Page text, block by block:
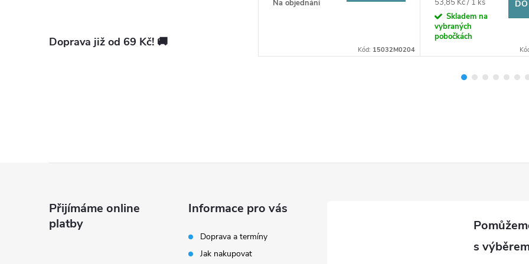
Doprava již od 69 Kč! 🚚
15063M0205
Na objednání
Kód: 15032M0204
cena:
53,85 Kč / 1 ks
Skladem na
vybraných
pobočkách
Přijímáme online
platby
Informace pro vás
Doprava a termíny
Jak nakupovat